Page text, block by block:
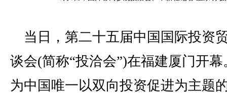
当日，第二十五届中国国际投资
谈会(简称“投洽会”)在福建厦门开幕
为中国唯一以双向投资促进为主题